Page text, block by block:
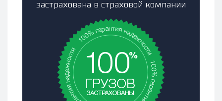
застрахована в страховой компании